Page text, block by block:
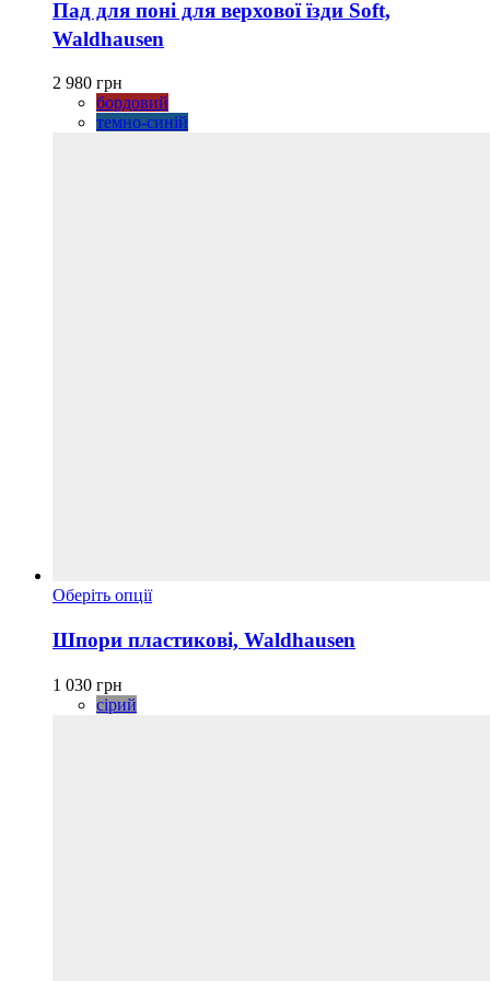
має
кілька
варіантів.
вибрати
на
Пад для поні для верхової їзди Soft,
Waldhausen
2 980 грн
бордовий
темно-синій
Оберіть опціїЦей
має
кілька
Шпори пластикові, Waldhausen
1 030 грн
сірий